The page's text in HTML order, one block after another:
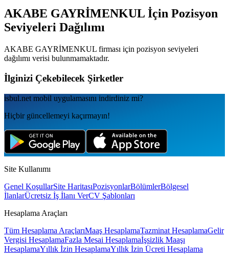
AKABE GAYRİMENKUL İçin Pozisyon
Seviyeleri Dağılımı
AKABE GAYRİMENKUL firması için pozisyon seviyeleri
dağılımı verisi bulunmamaktadır.
İlginizi Çekebilecek Şirketler
isbul.net mobil uygulamаsını indirdiniz mi?
Hiçbir güncellemeyi kaçırmayın!
Site Kullanımı
Genel KoşullarSite HaritasıPozisyonlarBölümlerBölgesel
İlanlarÜcretsiz İş İlanı VerCV Şablonları
Hesaplama Araçları
Tüm Hesaplama AraçlarıMaaş HesaplamaTazminat HesaplamaGelir
Vergisi HesaplamaFazla Mesai Hesaplamaİşsizlik Maaşı
HesaplamaYıllık İzin HesaplamaYıllık İzin Ücreti Hesaplama